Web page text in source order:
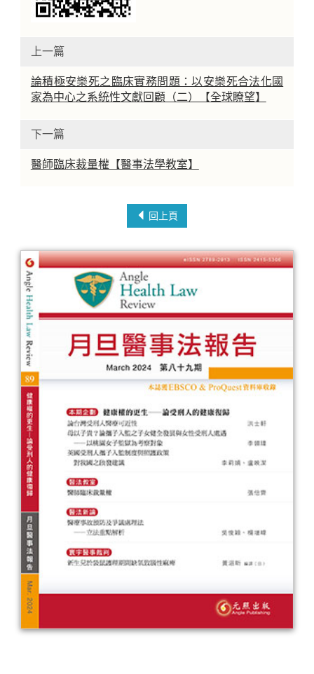
上一篇
論積極安樂死之臨床實務問題：以安樂死合法化國
家為中心之系統性文獻回顧（二）【全球瞭望】
下一篇
醫師臨床裁量權【醫事法學教室】
回上頁